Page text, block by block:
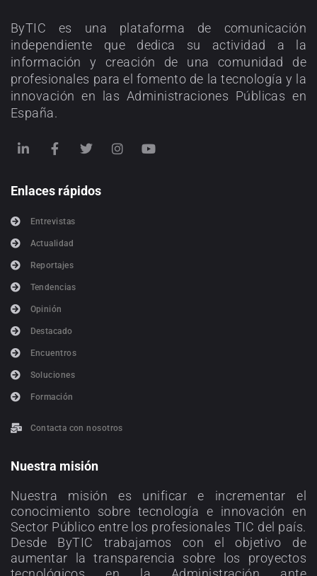
ByTIC es una plataforma de comunicación
independiente que dedica su actividad a la
información y creación de una comunidad de
profesionales para el fomento de la tecnología y la
innovación en las Administraciones Públicas en
España.
Enlaces rápidos
Entrevistas
Actualidad
Reportajes
Tendencias
Opinión
Destacado
Encuentros
Soluciones
Formación
Contacta con nosotros
Nuestra misión
Nuestra misión es unificar e incrementar el
conocimiento sobre tecnología e innovación en
Sector Público entre los profesionales TIC del país.
Desde ByTIC trabajamos con el objetivo de
aumentar la transparencia sobre los proyectos